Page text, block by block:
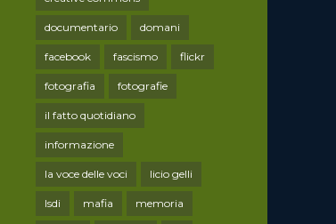
documentario domani
facebook fascismo flickr
fotografia fotografie
il fatto quotidiano
informazione
la voce delle voci licio gelli
lsdi mafia memoria